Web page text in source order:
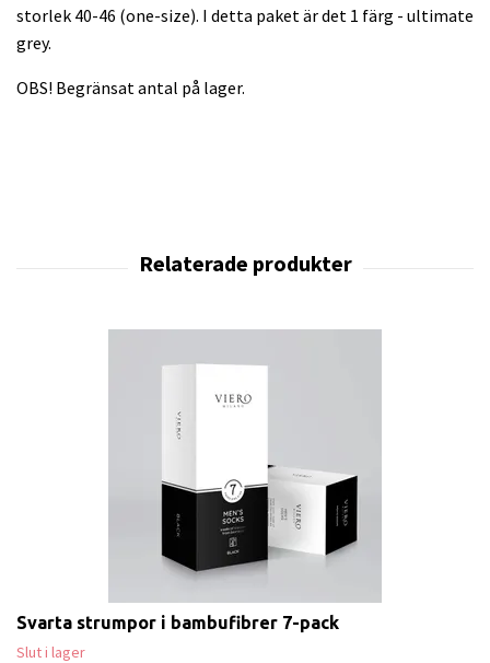
storlek 40-46 (one-size). I detta paket är det 1 färg - ultimate
grey.
OBS! Begränsat antal på lager.
Svarta strumpor i bambufibrer 7-pack
Slut i lager